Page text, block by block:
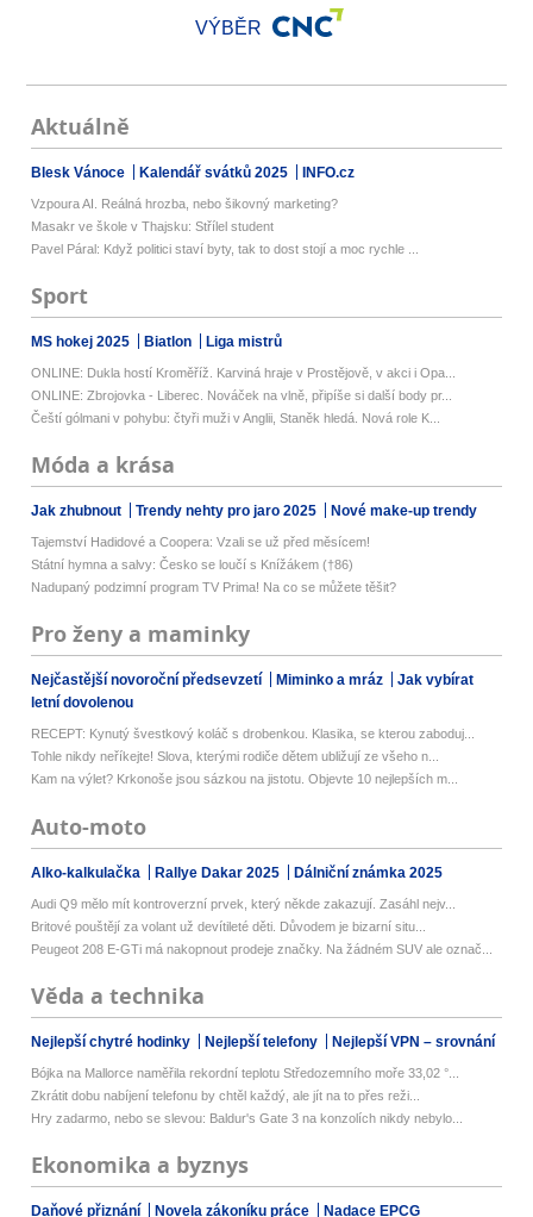
VÝBĚR
Aktuálně
Blesk Vánoce Kalendář svátků 2025 INFO.cz
Vzpoura AI. Reálná hrozba, nebo šikovný marketing?
Masakr ve škole v Thajsku: Střílel student
Pavel Páral: Když politici staví byty, tak to dost stojí a moc rychle ...
Sport
MS hokej 2025 Biatlon Liga mistrů
ONLINE: Dukla hostí Kroměříž. Karviná hraje v Prostějově, v akci i Opa...
ONLINE: Zbrojovka - Liberec. Nováček na vlně, připíše si další body pr...
Čeští gólmani v pohybu: čtyři muži v Anglii, Staněk hledá. Nová role K...
Móda a krása
Jak zhubnout Trendy nehty pro jaro 2025 Nové make-up trendy
Tajemství Hadidové a Coopera: Vzali se už před měsícem!
Státní hymna a salvy: Česko se loučí s Knížákem (†86)
Nadupaný podzimní program TV Prima! Na co se můžete těšit?
Pro ženy a maminky
Nejčastější novoroční předsevzetí Miminko a mráz
Jak vybírat
letní dovolenou
RECEPT: Kynutý švestkový koláč s drobenkou. Klasika, se kterou zaboduj...
Tohle nikdy neříkejte! Slova, kterými rodiče dětem ubližují ze všeho n...
Kam na výlet? Krkonoše jsou sázkou na jistotu. Objevte 10 nejlepších m...
Auto-moto
Alko-kalkulačka Rallye Dakar 2025 Dálniční známka 2025
Audi Q9 mělo mít kontroverzní prvek, který někde zakazují. Zasáhl nejv...
Britové pouštějí za volant už devítileté děti. Důvodem je bizarní situ...
Peugeot 208 E-GTi má nakopnout prodeje značky. Na žádném SUV ale označ...
Věda a technika
Nejlepší chytré hodinky Nejlepší telefony Nejlepší VPN – srovnání
Bójka na Mallorce naměřila rekordní teplotu Středozemního moře 33,02 °...
Zkrátit dobu nabíjení telefonu by chtěl každý, ale jít na to přes reži...
Hry zadarmo, nebo se slevou: Baldur's Gate 3 na konzolích nikdy nebylo...
Ekonomika a byznys
Daňové přiznání Novela zákoníku práce Nadace EPCG